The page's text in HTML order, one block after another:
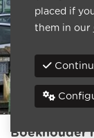
Boekhouder
placed if
them in our